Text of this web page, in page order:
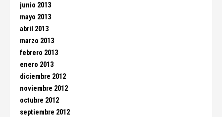
junio 2013
mayo 2013
abril 2013
marzo 2013
febrero 2013
enero 2013
diciembre 2012
noviembre 2012
octubre 2012
septiembre 2012